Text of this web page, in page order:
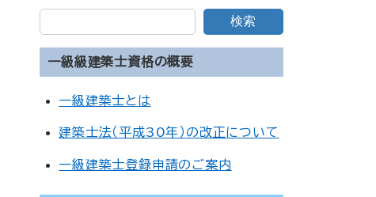
検索
一級級建築士資格の概要
一級建築士とは
建築士法（平成30年）の改正について
一級建築士登録申請のご案内